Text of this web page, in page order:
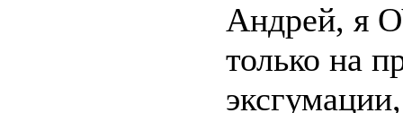
Андрей, я
только на